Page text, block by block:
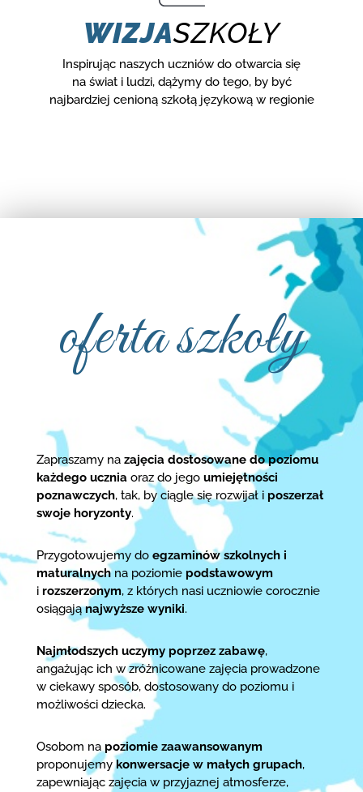
WIZJASZKOŁY
Inspirując naszych uczniów do otwarcia się
na świat i ludzi, dążymy do tego, by być
najbardziej cenioną szkołą językową w regionie
oferta szkoły
Zapraszamy nazajęcia dostosowane do poziomu
każdego ucznia oraz do jego umiejętności
poznawczych, tak, by ciągle się rozwijał i poszerzał
swoje horyzonty.
Przygotowujemy do egzaminów szkolnych i
maturalnychna poziomie podstawowym
i rozszerzonym, z których nasi uczniowie corocznie
osiągająnajwyższe wyniki.
Najmłodszych uczymy poprzez zabawę,
angażując ich w zróżnicowane zajęcia prowadzone
w ciekawy sposób, dostosowany do poziomu i
możliwości dziecka.
Osobom na poziomie zaawansowanym
proponujemykonwersacje w małych grupach,
zapewniając zajęcia w przyjaznej atmosferze,